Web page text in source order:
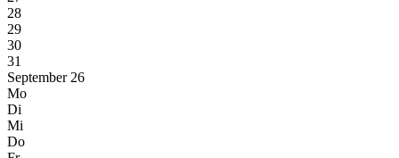
28
29
30
31
September 26
Mo
Di
Mi
Do